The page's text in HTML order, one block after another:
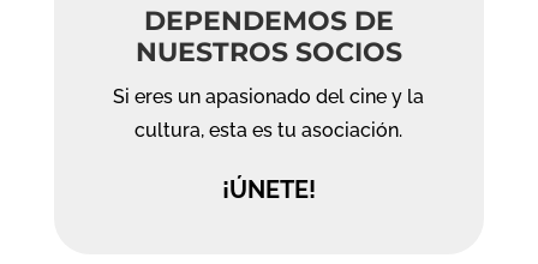
DEPENDEMOS DE
NUESTROS SOCIOS
Si eres un apasionado del cine y la
cultura, esta es tu asociación.
¡ÚNETE!